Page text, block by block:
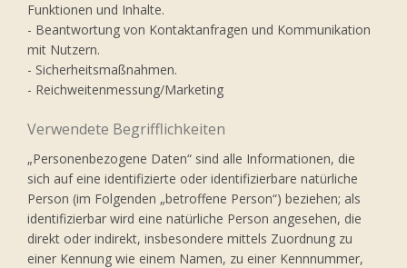
Funktionen und Inhalte.
- Beantwortung von Kontaktanfragen und Kommunikation
mit Nutzern.
- Sicherheitsmaßnahmen.
- Reichweitenmessung/Marketing
Verwendete Begrifflichkeiten
„Personenbezogene Daten“ sind alle Informationen, die
sich auf eine identifizierte oder identifizierbare natürliche
Person (im Folgenden „betroffene Person“) beziehen; als
identifizierbar wird eine natürliche Person angesehen, die
direkt oder indirekt, insbesondere mittels Zuordnung zu
einer Kennung wie einem Namen, zu einer Kennnummer,